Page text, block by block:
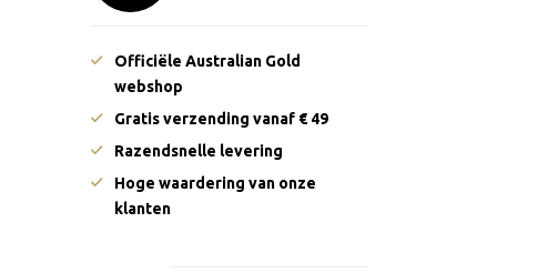
Officiële Australian Gold
webshop
Gratis verzending vanaf € 49
Razendsnelle levering
Hoge waardering van onze
klanten